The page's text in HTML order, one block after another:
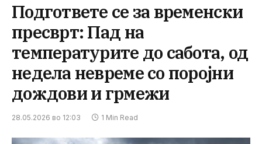
Подгответе се за временски
пресврт: Пад на
температурите до сабота, од
недела невреме со поројни
дождови и грмежи
28.05.2026 во 12:03 1 Min Read